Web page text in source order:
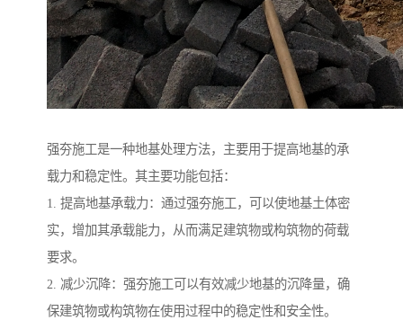
强夯施工是一种地基处理方法，主要用于提高地基的承
载力和稳定性。其主要功能包括：
1. 提高地基承载力：通过强夯施工，可以使地基土体密
实，增加其承载能力，从而满足建筑物或构筑物的荷载
要求。
2. 减少沉降：强夯施工可以有效减少地基的沉降量，确
保建筑物或构筑物在使用过程中的稳定性和安全性。